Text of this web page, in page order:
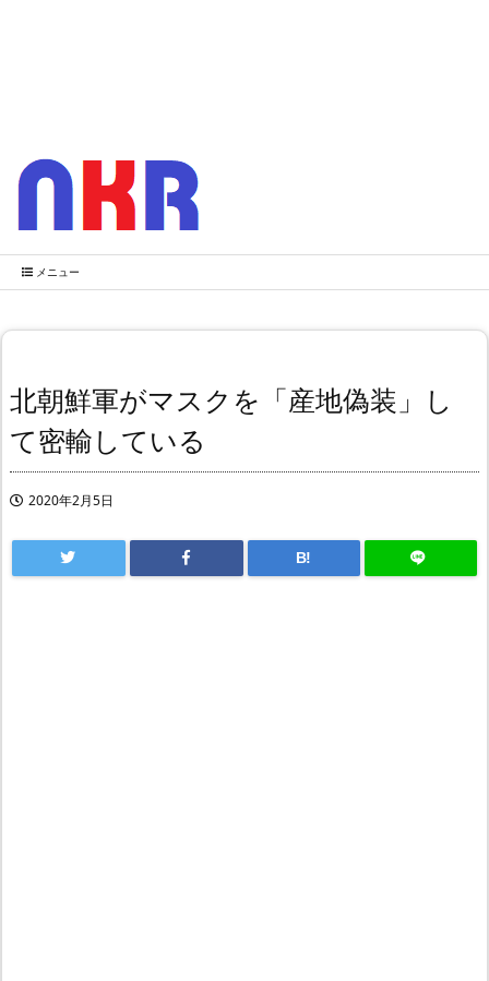
メニュー
北朝鮮軍がマスクを「産地偽装」し
て密輸している
2020年2月5日
B!